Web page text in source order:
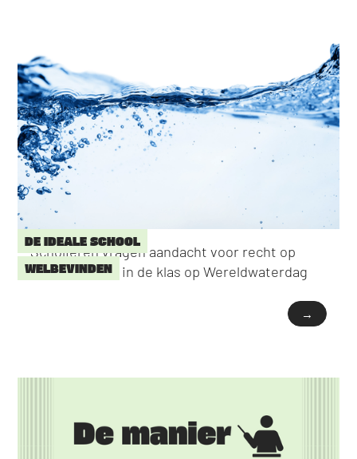
DE IDEALE SCHOOL
WELBEVINDEN
Scholieren vragen aandacht voor recht op
water drinken in de klas op Wereldwaterdag
→